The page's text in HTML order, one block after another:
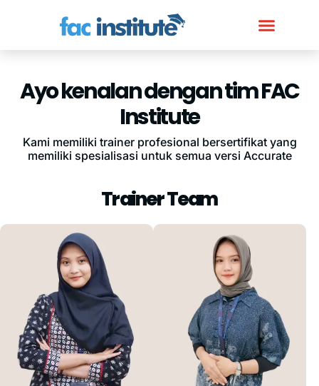
Ayo kenalan dengan tim FAC
Institute
Kami memiliki trainer profesional bersertifikat yang
memiliki spesialisasi untuk semua versi Accurate
Trainer Team